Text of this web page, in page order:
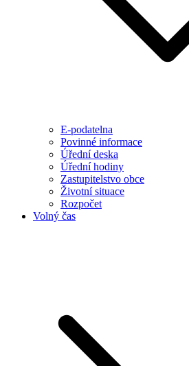
E-podatelna
Povinné informace
Úřední deska
Úřední hodiny
Zastupitelstvo obce
Životní situace
Rozpočet
Volný čas